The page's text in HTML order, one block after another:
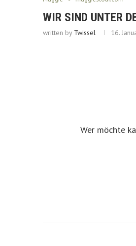
WIR SIND UNTER
written by Twissel 16.
Wer möchte